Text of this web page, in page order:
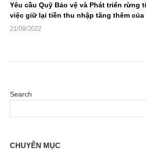
Yêu cầu Quỹ Bảo vệ và Phát triển rừng
việc giữ lại tiền thu nhập tăng thêm của
21/09/2022
Search
CHUYÊN MỤC